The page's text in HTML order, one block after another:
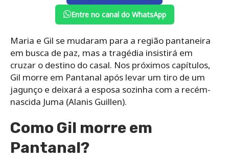
Entre no canal do WhatsApp
Maria e Gil se mudaram para a região pantaneira
em busca de paz, mas a tragédia insistirá em
cruzar o destino do casal. Nos próximos capítulos,
Gil morre em Pantanal após levar um tiro de um
jagunço e deixará a esposa sozinha com a recém-
nascida Juma (Alanis Guillen).
Como Gil morre em
Pantanal?